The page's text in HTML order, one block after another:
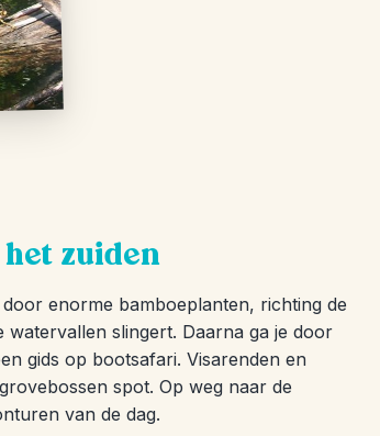
zuiden
enorme bamboeplanten, richting de
watervallen slingert. Daarna ga je door
gids op bootsafari. Visarenden en
spot. Op weg naar de
van de dag.